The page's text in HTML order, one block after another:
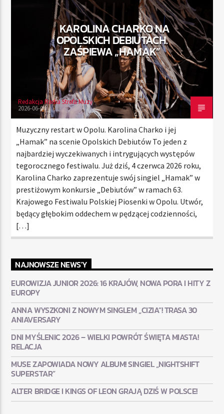
RADIO STREFA MUZY
00:00 10:00
KAROLINA CHARKO NA
OPOLSKICH DEBIUTACH.
ZAŚPIEWA „HAMAK”
Redakcja Radia Strefa Muzy
2026-06-04
Muzyczny restart w Opolu. Karolina Charko i jej
„Hamak” na scenie Opolskich Debiutów To jeden z
najbardziej wyczekiwanych i intrygujących występów
tegorocznego festiwalu. Już dziś, 4 czerwca 2026 roku,
Karolina Charko zaprezentuje swój singiel „Hamak” w
prestiżowym konkursie „Debiutów” w ramach 63.
Krajowego Festiwalu Polskiej Piosenki w Opolu. Utwór,
będący głębokim oddechem w pędzącej codzienności,
[…]
NAJNOWSZE NEWS'Y
EUROWIZJA JUNIOR 2026: 16 KRAJÓW, NOWA PORA I HITY Z
EUROPY
ANNA WYSZKONI Z NOWYM SINGLEM „CIZIA”! TRASA 30
ANIAVERSARY
DNI MYŚLENIC 2026 – WIELKI POWRÓT ŚWIĘTA MIASTA!
RELACJA
MUSE ZAPOWIADA NOWY ALBUM! SINGIEL „NIGHTSHIFT
SUPERSTAR”
ALTER BRIDGE I KINGS OF LEON GRAJĄ DZIŚ W POLSCE!